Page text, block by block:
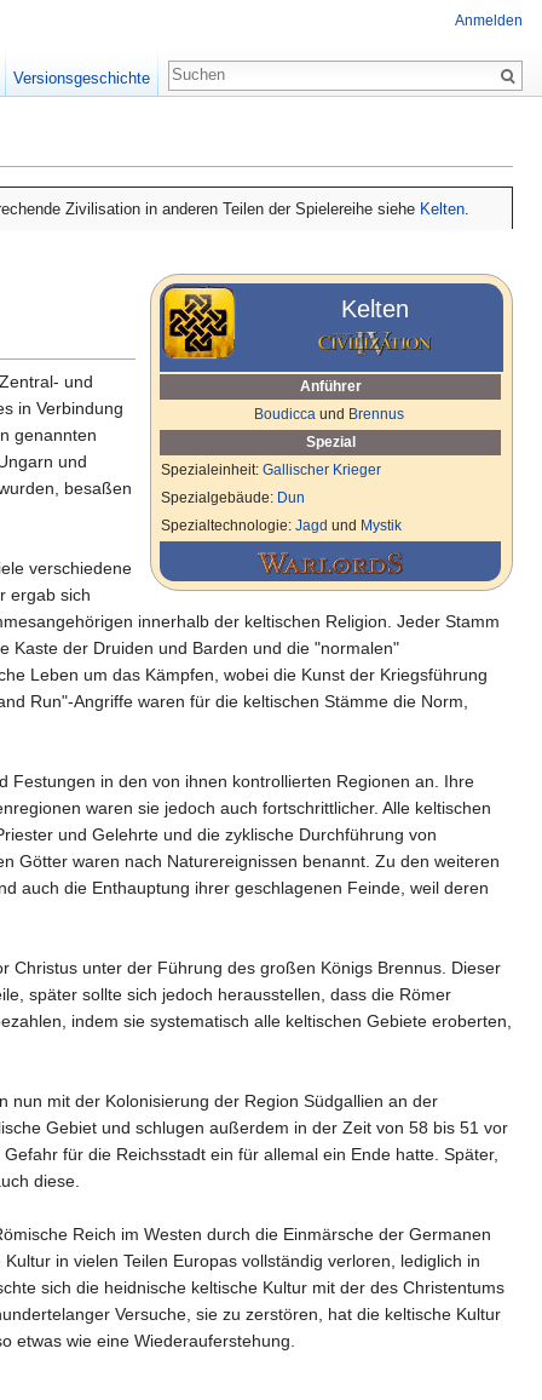
Zivilisation in anderen Teilen der Spielereihe siehe Kelten.
Kelten
Anführer
Boudicca und Brennus
Spezial
Spezialeinheit: Gallischer Krieger
Spezialgebäude: Dun
Spezialtechnologie: Jagd und Mystik
und
in Verbindung
genannten
und
besaßen
verschiedene
ergab sich
innerhalb der keltischen Religion. Jeder Stamm
Kaste der Druiden und Barden und die "normalen"
Leben um das Kämpfen, wobei die Kunst der Kriegsführung
Run"-Angriffe waren für die keltischen Stämme die Norm,
in den von ihnen kontrollierten Regionen an. Ihre
waren sie jedoch auch fortschrittlicher. Alle keltischen
und Gelehrte und die zyklische Durchführung von
Götter waren nach Naturereignissen benannt. Zu den weiteren
auch die Enthauptung ihrer geschlagenen Feinde, weil deren
Christus unter der Führung des großen Königs Brennus. Dieser
später sollte sich jedoch herausstellen, dass die Römer
indem sie systematisch alle keltischen Gebiete eroberten,
nun mit der Kolonisierung der Region Südgallien an der
Gebiet und schlugen außerdem in der Zeit von 58 bis 51 vor
für die Reichsstadt ein für allemal ein Ende hatte. Später,
diese.
Reich im Westen durch die Einmärsche der Germanen
in vielen Teilen Europas vollständig verloren, lediglich in
sich die heidnische keltische Kultur mit der des Christentums
Versuche, sie zu zerstören, hat die keltische Kultur
etwas wie eine Wiederauferstehung.
Anmelden
Versionsgeschichte